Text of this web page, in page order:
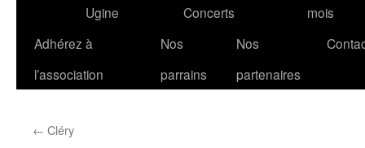
Ugine
Concerts
mois
Adhérez à
l’association
Nos
parrains
Nos
partenaires
← Cléry